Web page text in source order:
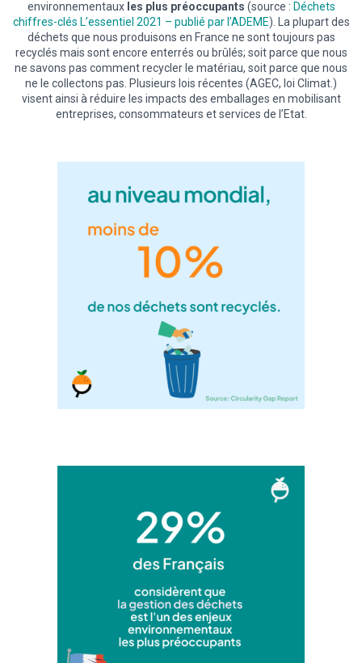
environnementaux les plus préoccupants (source : Déchets
chiffres-clés L’essentiel 2021 – publié par l’ADEME). La plupart des
déchets que nous produisons en France ne sont toujours pas
recyclés mais sont encore enterrés ou brûlés; soit parce que nous
ne savons pas comment recycler le matériau, soit parce que nous
ne le collectons pas. Plusieurs lois récentes (AGEC, loi Climat.)
visent ainsi à réduire les impacts des emballages en mobilisant
entreprises, consommateurs et services de l’Etat.